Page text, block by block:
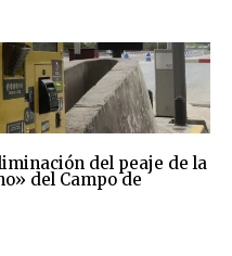
del peaje de la
del Campo de